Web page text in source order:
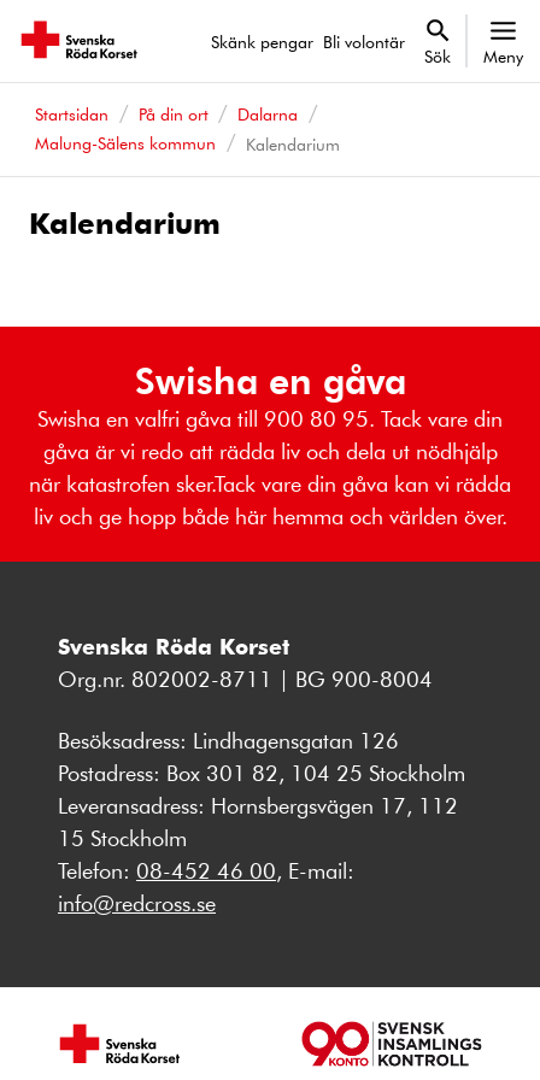
Skänk pengar Bli volontär
Sök Meny
Startsidan På din ort
Dalarna
Malung-Sälens kommun
Kalendarium
Kalendarium
Swisha en gåva
Swisha en valfri gåva till 900 80 95. Tack vare din
gåva är vi redo att rädda liv och dela ut nödhjälp
när katastrofen sker.Tack vare din gåva kan vi rädda
liv och ge hopp både här hemma och världen över.
Svenska Röda Korset
Org.nr. 802002-8711 | BG 900-8004
Besöksadress: Lindhagensgatan 126
Postadress: Box 301 82, 104 25 Stockholm
Leveransadress: Hornsbergsvägen 17, 112
15 Stockholm
Telefon: 08-452 46 00, E-mail:
info@redcross.se